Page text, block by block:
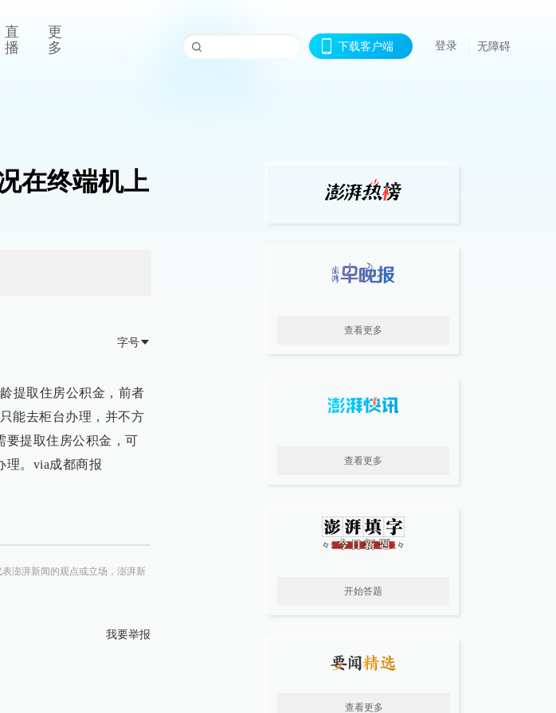
直
播
更
多
下载客户端 登录 无障碍
在终端机上
字号
提取住房公积金，前者
能去柜台办理，并不方
要提取住房公积金，可
理。via成都商报
澎湃新闻的观点或立场，澎湃新
我要举报
查看更多
查看更多
开始答题
查看更多